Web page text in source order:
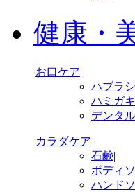
健康・
お口ケア
ハブラシ
ハミガキ
デンタ
カラダケア
石鹸|
ボディ
ハンド